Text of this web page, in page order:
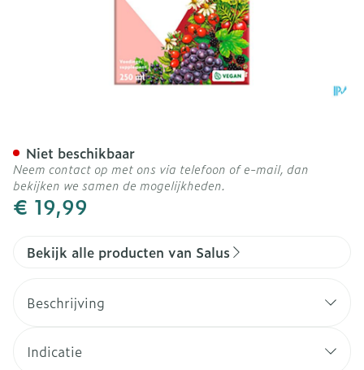
€ 19,99
Niet beschikbaar
Neem contact op met ons via telefoon of e-mail, dan
bekijken we samen de mogelijkheden.
Bekijk alle producten van Salus
Beschrijving
Indicatie